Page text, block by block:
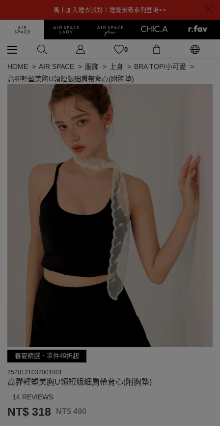
馬上加入睡衣派對！睡覺米奇系列登場>>
0
HOME AIR SPACE 服飾 上身
BRA TOP/小可愛
高彈輕塑美胸U領短版細肩帶背心(附胸墊)
春夏精選．單件49折起
2520121032001001
高彈輕塑美胸U領短版細肩帶背心(附胸墊)
14 REVIEWS
NT$ 318 NT$ 490